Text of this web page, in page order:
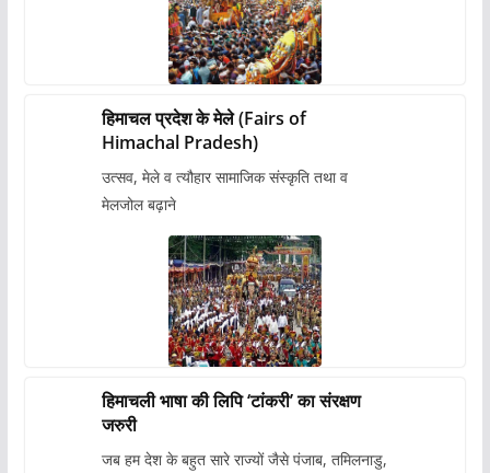
हिमाचल प्रदेश के मेले (Fairs of
Himachal Pradesh)
उत्सव, मेले व त्यौहार सामाजिक संस्कृति तथा व
मेलजोल बढ़ाने
हिमाचली भाषा की लिपि ‘टांकरी’ का संरक्षण
जरुरी
जब हम देश के बहुत सारे राज्यों जैसे पंजाब, तमिलनाडु,